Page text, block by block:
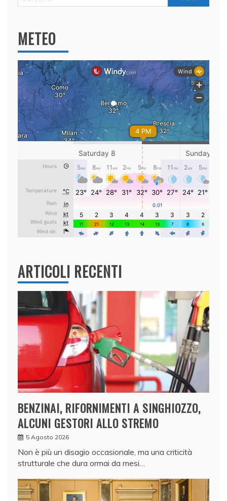
per:
METEO
ARTICOLI RECENTI
BENZINAI, RIFORNIMENTI A SINGHIOZZO,
ALCUNI GESTORI ALLO STREMO
5 Agosto 2026
Non è più un disagio occasionale, ma una criticità
strutturale che dura ormai da mesi…